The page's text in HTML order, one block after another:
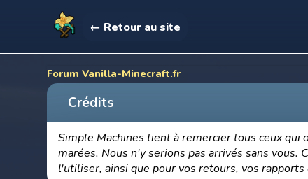
← Retour au site
Forum Vanilla-Minecraft.fr
Crédits
Simple Machines tient à remercier tous ceux
marées. Nous n'y serions pas arrivés sans
l'utiliser, ainsi que pour vos retours, vos rapports